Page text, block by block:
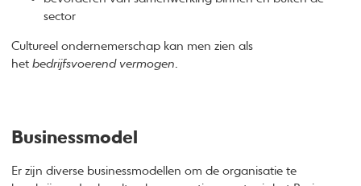
sector
Cultureel ondernemerschap kan men zien als
hetbedrijfsvoerend vermogen.
Businessmodel
Er zijn diverse businessmodellen om de organisatie te